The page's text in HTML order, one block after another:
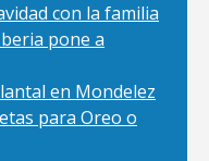
con la familia
pone a
en Mondelez
para Oreo o